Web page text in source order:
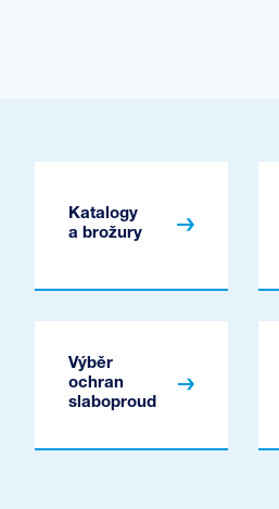
Katalogy
a brožury
Výběr
ochran
slaboproud